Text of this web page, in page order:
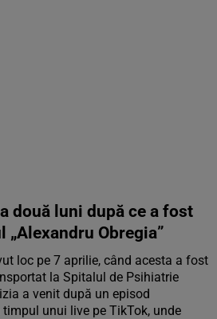
două luni după ce a fost
Obregia”
loc pe 7 aprilie, când acesta a fost
la Spitalul de Psihiatrie
a venit după un episod
unui live pe TikTok, unde